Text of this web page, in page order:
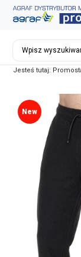
Jesteś tutaj:
New